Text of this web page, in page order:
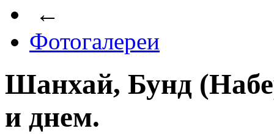
←
Фотогалереи
Шанхай, Бунд
и днем.